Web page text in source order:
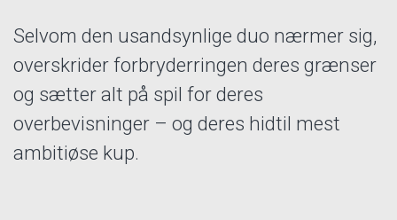
Selvom den usandsynlige duo nærmer sig,
overskrider forbryderringen deres grænser
og sætter alt på spil for deres
overbevisninger – og deres hidtil mest
ambitiøse kup.